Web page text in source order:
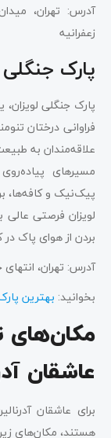
آدرس: تهران،
زعفرانیه
پارک جنگلی
پارک جنگلی لویزان،
فراوانی درختان
علاقه‌مندان به
مسیرهای
پیک‌نیک و کافه‌ها،
لویزان فرصتی
بردن از هوای پاک در
آدرس: تهران،
بخوانید: بهترین
مکان‌های
عاشقان
برای عاشقان
هستند، مکان‌های